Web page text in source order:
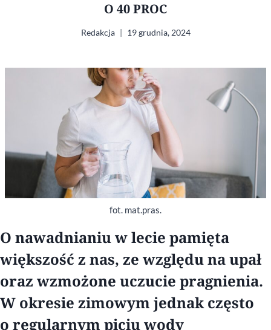
O 40 PROC
Redakcja 19 grudnia, 2024
fot. mat.pras.
O nawadnianiu w lecie pamięta
większość z nas, ze względu na upał
oraz wzmożone uczucie pragnienia.
W okresie zimowym jednak często
o regularnym piciu wody